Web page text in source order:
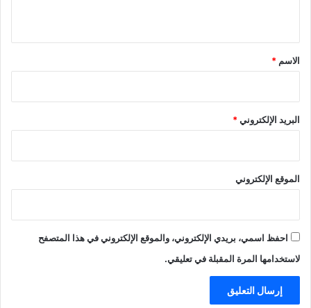
*
الاسم *
البريد الإلكتروني*
الموقع الإلكتروني
احفظ اسمي، بريدي الإلكتروني، والموقع الإلكتروني في هذا المتصفح
لاستخدامها المرة المقبلة في تعليقي.